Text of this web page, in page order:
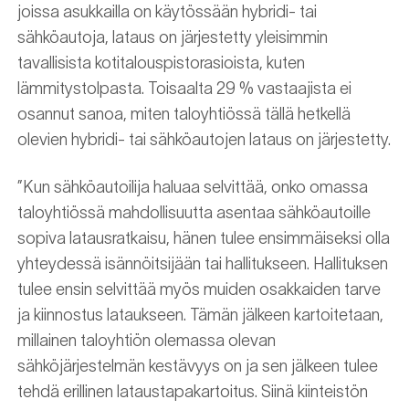
joissa asukkailla on käytössään hybridi- tai
sähköautoja, lataus on järjestetty yleisimmin
tavallisista kotitalouspistorasioista, kuten
lämmitystolpasta. Toisaalta 29 % vastaajista ei
osannut sanoa, miten taloyhtiössä tällä hetkellä
olevien hybridi- tai sähköautojen lataus on järjestetty.
”Kun sähköautoilija haluaa selvittää, onko omassa
taloyhtiössä mahdollisuutta asentaa sähköautoille
sopiva latausratkaisu, hänen tulee ensimmäiseksi olla
yhteydessä isännöitsijään tai hallitukseen. Hallituksen
tulee ensin selvittää myös muiden osakkaiden tarve
ja kiinnostus lataukseen. Tämän jälkeen kartoitetaan,
millainen taloyhtiön olemassa olevan
sähköjärjestelmän kestävyys on ja sen jälkeen tulee
tehdä erillinen lataustapakartoitus. Siinä kiinteistön